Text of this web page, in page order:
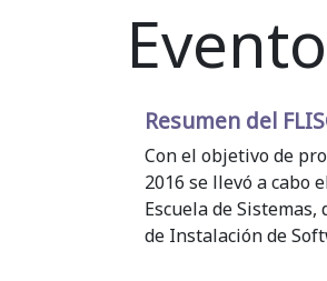
Resumen del
Con el objetivo de
2016 se llevó a cabo
Escuela de
de Instalación de